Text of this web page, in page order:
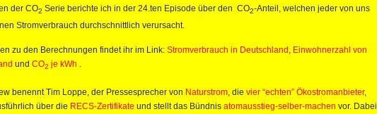
der CO2 Serie berichte ich in der 24.ten Episode über den CO2-Anteil, welchen jeder von uns
Stromverbrauch durchschnittlich verursacht.
zu den Berechnungen findet ihr im Link: Stromverbrauch in Deutschland , Einwohnerzahl von
und CO2 je kWh .
benennt Tim Loppe, der Pressesprecher von Naturstrom , die vier “echten” Ökostromanbieter,
über die RECS-Zertifikate und stellt das Bündnis atomausstieg-selber-machen vor. Dabei